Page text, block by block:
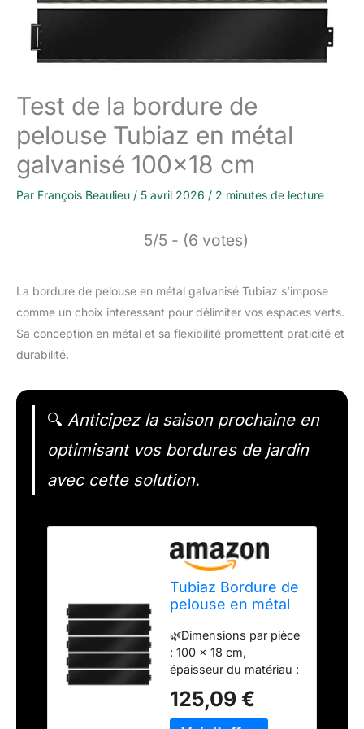
Test de la bordure de
pelouse Tubiaz en métal
galvanisé 100×18 cm
Par François Beaulieu / 5 avril 2026 / 2 minutes de lecture
5/5 - (6 votes)
La bordure de pelouse en métal galvanisé Tubiaz s’impose
comme un choix intéressant pour délimiter vos espaces verts.
Sa conception en métal et sa flexibilité promettent praticité et
durabilité.
🔍 Anticipez la saison prochaine en
optimisant vos bordures de jardin
avec cette solution.
Tubiaz Bordure de
pelouse en métal
cm, Bord de Tonte
pour palissade,
parterres de
Jardin, différentes
Longueurs
Disponibles,
🌿Dimensions par pièce
: 100 x 18 cm,
épaisseur du matériau :
totale : 50 m. Matériau :
acier galvanisé, ne
125,09 €